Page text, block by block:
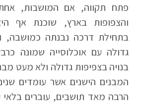
פתח תקווה, אם המושבות,
והצפופות בארץ, שוכנת אף
בתחילת דרכה נבנתה כמושבה,
גדולה עם אוכלוסייה שמונה
בנויה בצפיפות גדולה ולא מעט
המבנים הישנים אשר עומדים
הרבה מאד תושבים, עוברים בלאי